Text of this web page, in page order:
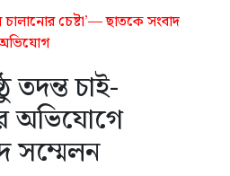
চেষ্টা’— ছাতকে সংবাদ
অভিযোগ
তদন্ত চাই-
অভিযোগে
সম্মেলন